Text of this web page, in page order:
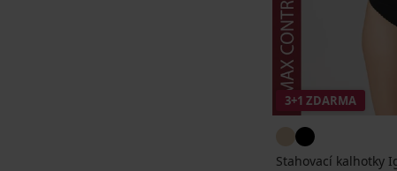
3+1 ZDARMA
Stahovací kalhotky